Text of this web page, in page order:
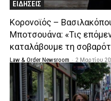
ΕΙΔΗΣΕΙΣ
Κορονοϊός –
Μποτσουάνα: «Τις
καταλάβουμε τη
Law & Order Newsroom - 2 Μαρτίου